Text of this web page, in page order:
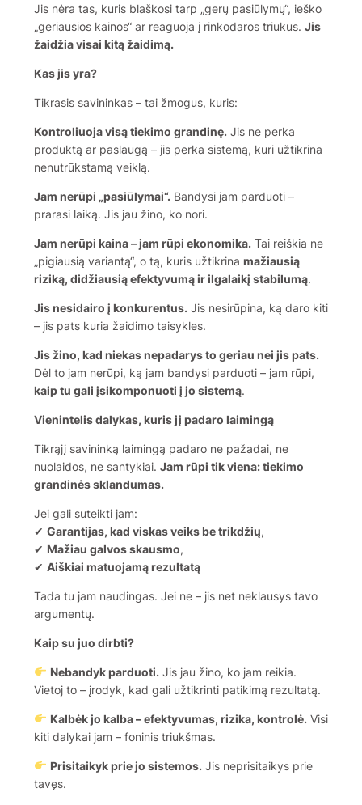
Jis nėra tas, kuris blaškosi tarp „gerų pasiūlymų“, ieško
„geriausios kainos“ ar reaguoja į rinkodaros triukus. Jis
žaidžia visai kitą žaidimą.
Kas jis yra?
Tikrasis savininkas – tai žmogus, kuris:
Kontroliuoja visą tiekimo grandinę. Jis ne perka
produktą ar paslaugą – jis perka sistemą, kuri užtikrina
nenutrūkstamą veiklą.
Jam nerūpi „pasiūlymai“. Bandysi jam parduoti –
prarasi laiką. Jis jau žino, ko nori.
Jam nerūpi kaina – jam rūpi ekonomika. Tai reiškia ne
„pigiausią variantą“, o tą, kuris užtikrina mažiausią
riziką, didžiausią efektyvumą ir ilgalaikį stabilumą.
Jis nesidairo į konkurentus. Jis nesirūpina, ką daro kiti
– jis pats kuria žaidimo taisykles.
Jis žino, kad niekas nepadarys to geriau nei jis pats.
Dėl to jam nerūpi, ką jam bandysi parduoti – jam rūpi,
kaip tu gali įsikomponuoti į jo sistemą.
Vienintelis dalykas, kuris jį padaro laimingą
Tikrąjį savininką laimingą padaro ne pažadai, ne
nuolaidos, ne santykiai. Jam rūpi tik viena: tiekimo
grandinės sklandumas.
Jei gali suteikti jam:
✔ Garantijas, kad viskas veiks be trikdžių,
✔ Mažiau galvos skausmo,
✔ Aiškiai matuojamą rezultatą
Tada tu jam naudingas. Jei ne – jis net neklausys tavo
argumentų.
Kaip su juo dirbti?
Nebandyk parduoti.Jis jau žino, ko jam reikia.
Vietoj to – įrodyk, kad gali užtikrinti patikimą rezultatą.
Kalbėk jo kalba – efektyvumas, rizika, kontrolė.Visi
kiti dalykai jam – foninis triukšmas.
Prisitaikyk prie jo sistemos.Jis neprisitaikys prie
tavęs.